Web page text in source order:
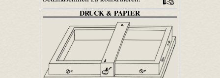
DRUCK & PAPIER